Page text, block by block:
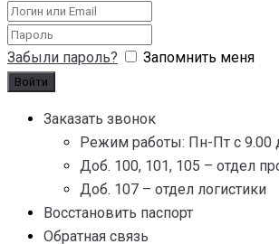
Забыли пароль? Запомнить меня
Заказать звонок
Режим работы: Пн-Пт с 9.00
Доб. 100, 101, 105 – отдел
Доб. 107 – отдел логистики
Восстановить паспорт
Обратная связь